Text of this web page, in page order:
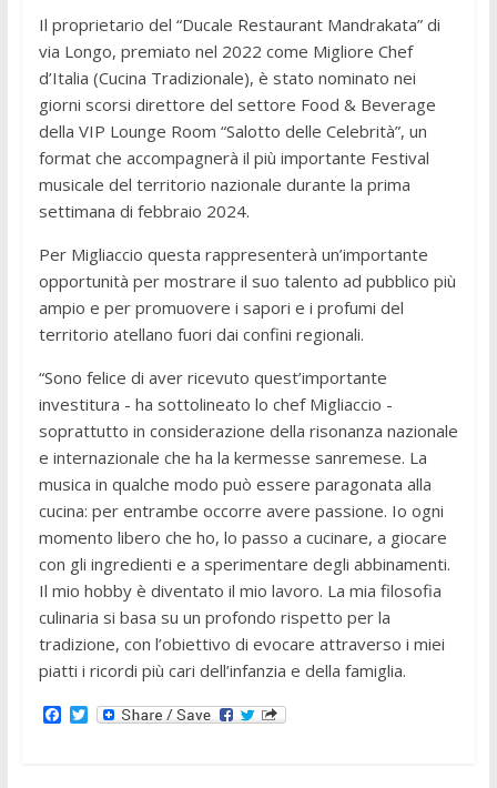
Il proprietario del “Ducale Restaurant Mandrakata” di
via Longo, premiato nel 2022 come Migliore Chef
d’Italia (Cucina Tradizionale), è stato nominato nei
giorni scorsi direttore del settore Food & Beverage
della VIP Lounge Room “Salotto delle Celebrità”, un
format che accompagnerà il più importante Festival
musicale del territorio nazionale durante la prima
settimana di febbraio 2024.
Per Migliaccio questa rappresenterà un’importante
opportunità per mostrare il suo talento ad pubblico più
ampio e per promuovere i sapori e i profumi del
territorio atellano fuori dai confini regionali.
“Sono felice di aver ricevuto quest’importante
investitura - ha sottolineato lo chef Migliaccio -
soprattutto in considerazione della risonanza nazionale
e internazionale che ha la kermesse sanremese. La
musica in qualche modo può essere paragonata alla
cucina: per entrambe occorre avere passione. Io ogni
momento libero che ho, lo passo a cucinare, a giocare
con gli ingredienti e a sperimentare degli abbinamenti.
Il mio hobby è diventato il mio lavoro. La mia filosofia
culinaria si basa su un profondo rispetto per la
tradizione, con l’obiettivo di evocare attraverso i miei
piatti i ricordi più cari dell’infanzia e della famiglia.
F T